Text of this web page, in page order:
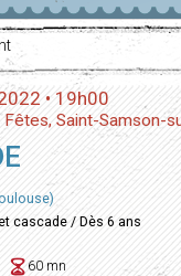
• 19h00
Saint-Samson-
cascade / Dès 6 ans
60 mn